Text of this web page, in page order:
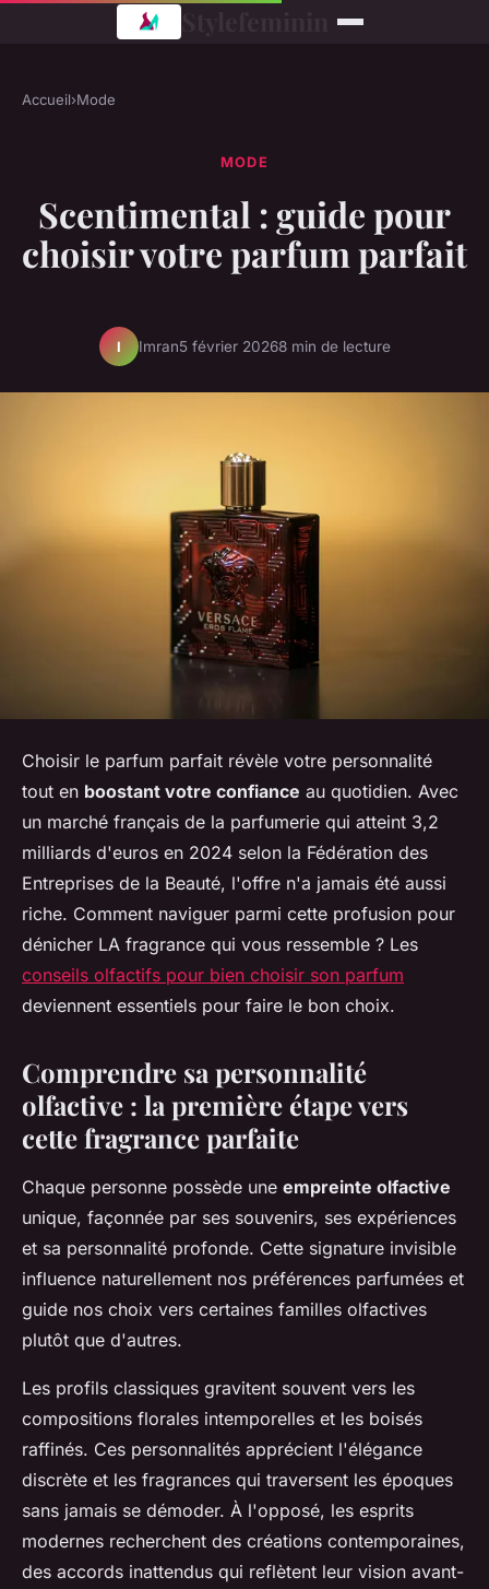
Accueil›Mode
MODE
Scentimental : guide pour
choisir votre parfum parfait
I Imran5 février 20268 min de lecture
Choisir le parfum parfait révèle votre personnalité
tout en boostant votre confiance au quotidien. Avec
un marché français de la parfumerie qui atteint 3,2
milliards d'euros en 2024 selon la Fédération des
Entreprises de la Beauté, l'offre n'a jamais été aussi
riche. Comment naviguer parmi cette profusion pour
dénicher LA fragrance qui vous ressemble ? Les
conseils olfactifs pour bien choisir son parfum
deviennent essentiels pour faire le bon choix.
Comprendre sa personnalité
olfactive : la première étape vers
cette fragrance parfaite
Chaque personne possède une empreinte olfactive
unique, façonnée par ses souvenirs, ses expériences
et sa personnalité profonde. Cette signature invisible
influence naturellement nos préférences parfumées et
guide nos choix vers certaines familles olfactives
plutôt que d'autres.
Les profils classiques gravitent souvent vers les
compositions florales intemporelles et les boisés
raffinés. Ces personnalités apprécient l'élégance
discrète et les fragrances qui traversent les époques
sans jamais se démoder. À l'opposé, les esprits
modernes recherchent des créations contemporaines,
des accords inattendus qui reflètent leur vision avant-